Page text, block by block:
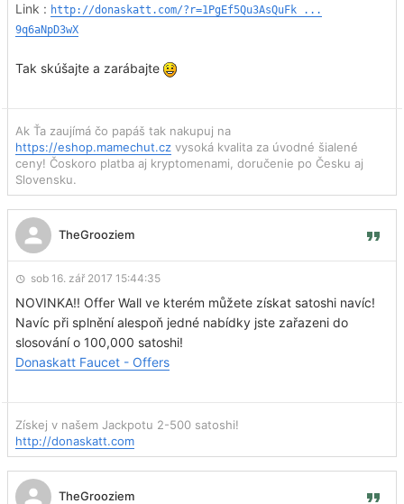
Link : http://donaskatt.com/?r=1PgEf5Qu3AsQuFk ...
9q6aNpD3wX
Tak skúšajte a zarábajte
Ak Ťa zaujímá čo papáš tak nakupuj na
https://eshop.mamechut.cz vysoká kvalita za úvodné šialené
ceny! Čoskoro platba aj kryptomenami, doručenie po Česku aj
Slovensku.
TheGrooziem
sob 16. zář 2017 15:44:35
NOVINKA!! Offer Wall ve kterém můžete získat satoshi navíc!
Navíc při splnění alespoň jedné nabídky jste zařazeni do
slosování o 100,000 satoshi!
Donaskatt Faucet - Offers
Získej v našem Jackpotu 2-500 satoshi!
http://donaskatt.com
TheGrooziem